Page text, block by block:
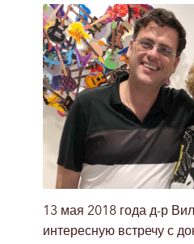
13 мая 2018 года д-р
интересную встречу с